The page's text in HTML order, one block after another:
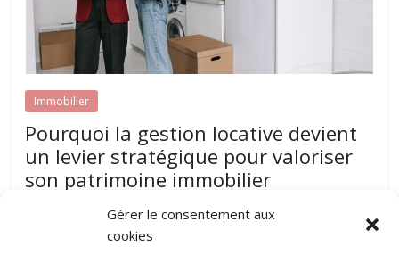
Gérer le consentement aux
cookies
Immobilier
Pourquoi la gestion locative devient
un levier stratégique pour valoriser
son patrimoine immobilier
Posséder un bien immobilier représente un investissement